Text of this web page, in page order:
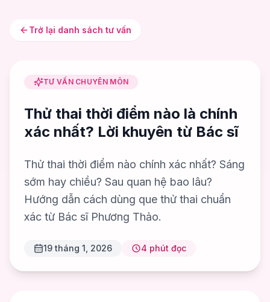
Trở lại danh sách tư vấn
TƯ VẤN CHUYÊN MÔN
Thử thai thời điểm nào là chính
xác nhất? Lời khuyên từ Bác sĩ
Thử thai thời điểm nào chính xác nhất? Sáng
sớm hay chiều? Sau quan hệ bao lâu?
Hướng dẫn cách dùng que thử thai chuẩn
xác từ Bác sĩ Phương Thảo.
19 tháng 1, 2026 4 phút đọc